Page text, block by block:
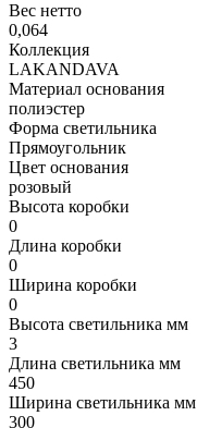
Вес нетто
0,064
Коллекция
LAKANDAVA
Материал основания
полиэстер
Форма светильника
Прямоугольник
Цвет основания
розовый
Высота коробки
0
Длина коробки
0
Ширина коробки
0
Высота светильника мм
3
Длина светильника мм
450
Ширина светильника мм
300